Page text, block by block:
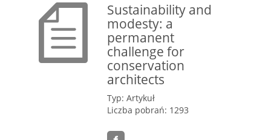
Sustainability and
modesty: a
permanent
challenge for
conservation
architects
Typ: Artykuł
Liczba pobrań: 1293